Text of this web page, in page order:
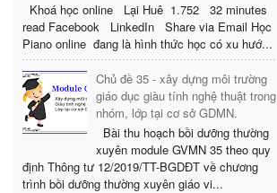
Khoá học online Lại Huê 1.752 32 minutes
read Facebook LinkedIn Share via Email Học
Piano online đang là hình thức học có xu hướ...
Chủ đề 35 - xây dựng môi trường
giáo dục giàu tính nghệ thuật trong
nhóm, lớp tại cơ sở GDMN.
Bài thu hoạch bồi dưỡng thường
xuyên module GVMN 35 theo quy
định Thông tư 12/2019/TT-BGDĐT về chương
trình bồi dưỡng thường xuyên giáo vi...